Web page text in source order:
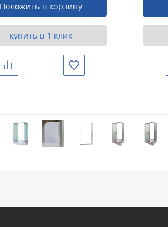
Положить в корзину
купить в 1 клик
Сравнить Избранное